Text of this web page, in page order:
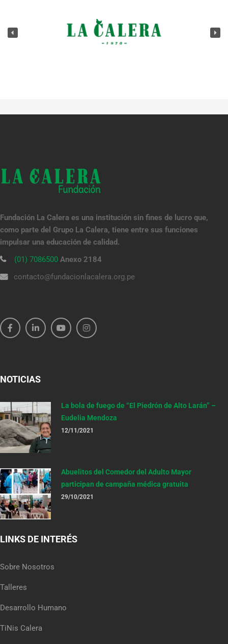
Fundación La Calera es una institución sin fines de lucro que,
como parte del Grupo La Calera, tiene entre sus funciones
impulsar una educación de calidad.
(01) 7086500 Anexo 2184
contacto@fundacionlacalera.org.pe
NOTICIAS
La bola de fuego de “El Piedrón de Alto Larán” –
Eudelia Mendoza
12/11/2021
Abuelitos del Comedor del Adulto Mayor
participan de campaña médica gratuita
29/10/2021
LINKS DE INTERÉS
Sobre Nosotros
Talleres
Desarrollo Humano
TiNis Calera